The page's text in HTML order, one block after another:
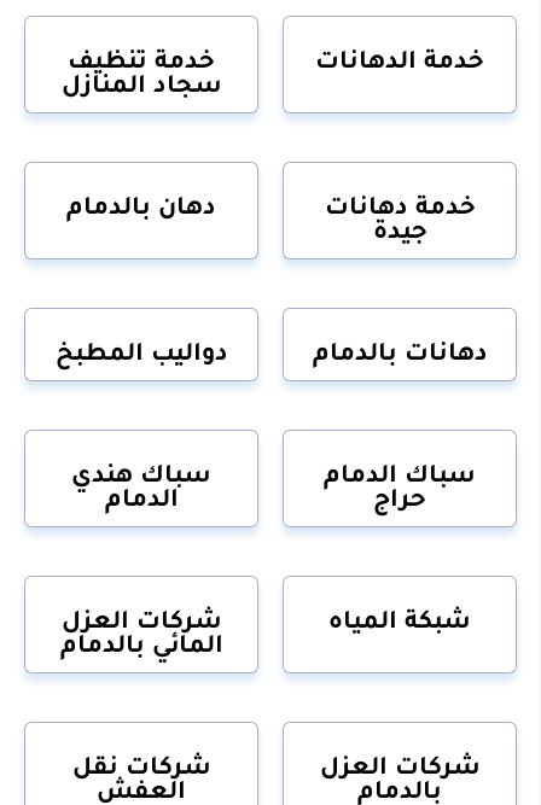
خدمة الدهانات
خدمة تنظيف
سجاد المنازل
خدمة دهانات
جيدة
دهان بالدمام
دهانات بالدمام دواليب المطبخ
سباك الدمام
حراج
سباك هندي
الدمام
شبكة المياه
شركات العزل
المائي بالدمام
شركات العزل
بالدمام
شركات نقل
العفش